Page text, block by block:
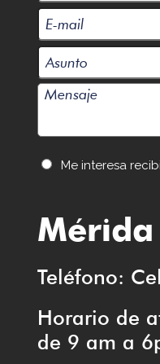
Me interesa
Mérida
Teléfono:
Horario de
de 9 am a